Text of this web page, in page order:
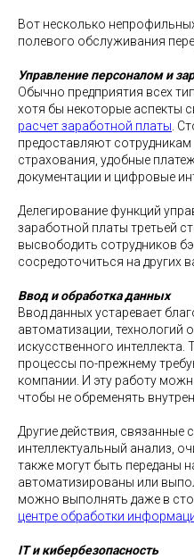
Вот несколько
полевого обслуживания
Управление персоналом и
Обычно предприятия всех
хотя бы некоторые аспекты
расчет заработной платы .
предоставляют
страхования, удобные
документации и цифровые
Делегирование функций
заработной платы третьей
высвободить сотрудников
сосредоточиться на других
Ввод и обработка данных
Ввод данных устаревает
автоматизации, технологий
искусственного
процессы по-прежнему
компании. И эту работу
чтобы не обременять
Другие действия, связанные
интеллектуальный анализ,
также могут быть переданы
автоматизированы или
можно выполнять даже в
центре обработки
IT и кибербезопасность